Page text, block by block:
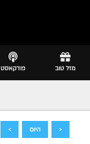
מזל טוב פודקאסט
< היום >